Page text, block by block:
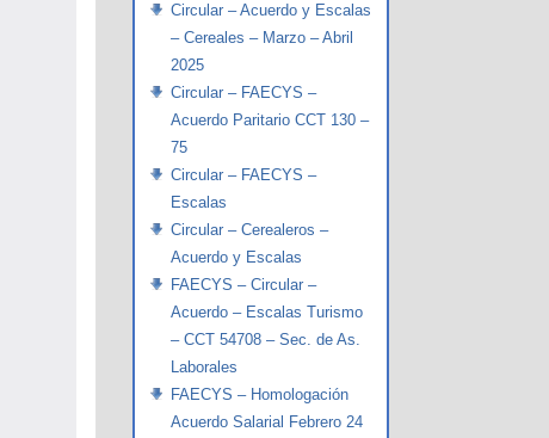
Circular – Acuerdo y Escalas
– Cereales – Marzo – Abril
2025
Circular – FAECYS –
Acuerdo Paritario CCT 130 –
75
Circular – FAECYS –
Escalas
Circular – Cerealeros –
Acuerdo y Escalas
FAECYS – Circular –
Acuerdo – Escalas Turismo
– CCT 54708 – Sec. de As.
Laborales
FAECYS – Homologación
Acuerdo Salarial Febrero 24